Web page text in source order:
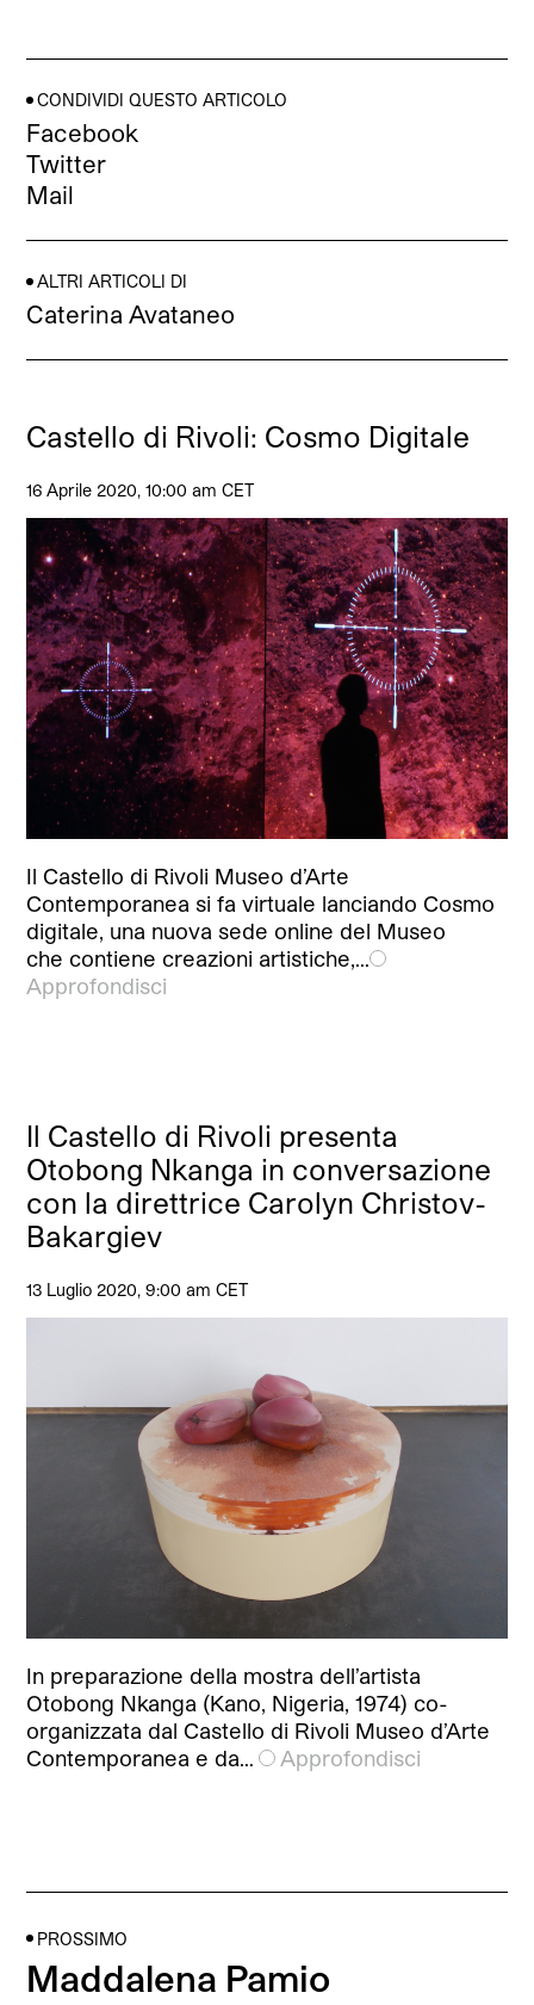
CONDIVIDI QUESTO ARTICOLO
Facebook
Twitter
Mail
ALTRI ARTICOLI DI
Caterina Avataneo
Castello di Rivoli: Cosmo Digitale
16 Aprile 2020, 10:00 am CET
Il Castello di Rivoli Museo d’Arte
Contemporanea si fa virtuale lanciando Cosmo
digitale, una nuova sede online del Museo
che contiene creazioni artistiche,…
Approfondisci
Il Castello di Rivoli presenta
Otobong Nkanga in conversazione
con la direttrice Carolyn Christov-
Bakargiev
13 Luglio 2020, 9:00 am CET
In preparazione della mostra dell’artista
Otobong Nkanga (Kano, Nigeria, 1974) co-
organizzata dal Castello di Rivoli Museo d’Arte
Contemporanea e da…
Approfondisci
PROSSIMO
Maddalena Pamio